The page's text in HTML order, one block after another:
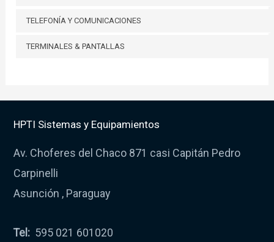
TELEFONÍA Y COMUNICACIONES
TERMINALES & PANTALLAS
HPTI Sistemas y Equipamientos
Av. Choferes del Chaco 871 casi Capitán Pedro
Carpinelli
Asunción , Paraguay
Tel: 595 021 601020